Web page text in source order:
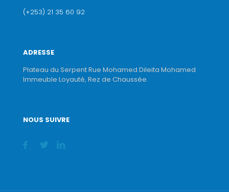
(+253) 21 35 60 92
ADRESSE
Plateau du Serpent Rue Mohamed Dileita Mohamed
Immeuble Loyauté, Rez de Chaussée.
NOUS SUIVRE